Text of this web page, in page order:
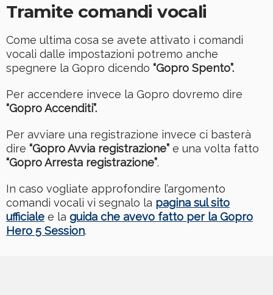
Tramite comandi vocali
Come ultima cosa se avete attivato i comandi
vocali dalle impostazioni potremo anche
spegnere la Gopro dicendo “Gopro Spento”.
Per accendere invece la Gopro dovremo dire
“Gopro Accenditi”.
Per avviare una registrazione invece ci basterà
dire “Gopro Avvia registrazione” e una volta fatto
“Gopro Arresta registrazione”.
In caso vogliate approfondire l’argomento
comandi vocali vi segnalo la pagina sul sito
ufficiale e la guida che avevo fatto per la Gopro
Hero 5 Session.